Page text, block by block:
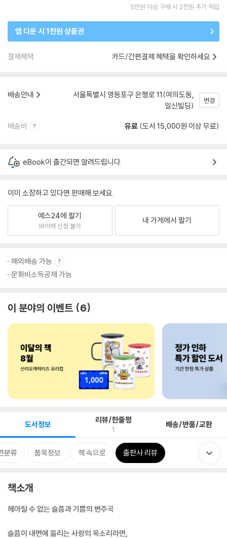
5만원 이상 구매 시 2천원 추가 적립
앱 다운 시 1천원 상품권
결제혜택 카드/간편결제 혜택을 확인하세요
배송안내
서울특별시 영등포구 은행로 11(여의도동,
일신빌딩)
변경
배송비 유료 (도서 15,000원 이상 무료)
eBook이 출간되면 알려드립니다.
이미 소장하고 있다면 판매해 보세요.
예스24에 팔기
바이백 신청 불가
내 가게에서 팔기
해외배송 가능
문화비소득공제 가능
이 분야의 이벤트 6
도서정보 리뷰/한줄평
1 배송/반품/교환
분류 품목정보 책 속으로 출판사 리뷰
책소개
헤아릴 수 없는 슬픔과 기쁨의 변주곡
슬픔이 내면에 들리는 사랑의 목소리라면,